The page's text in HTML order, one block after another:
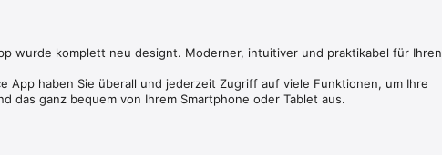
wurde komplett neu designt. Moderner, intuitiver und praktikabel für Ihren
App haben Sie überall und jederzeit Zugriff auf viele Funktionen, um Ihre
das ganz bequem von Ihrem Smartphone oder Tablet aus.